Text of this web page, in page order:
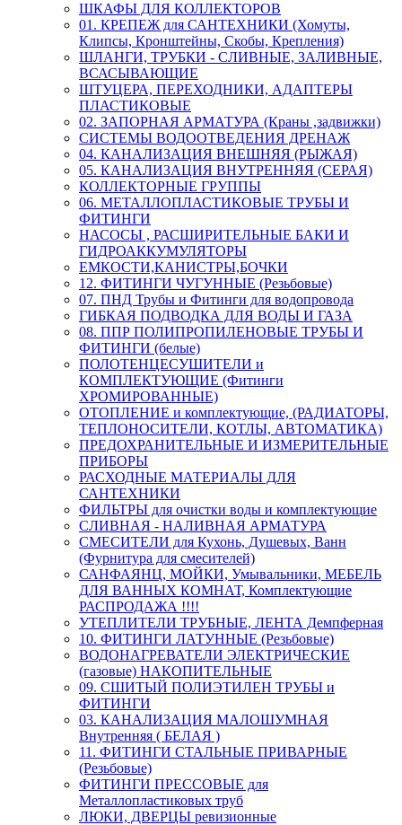
ШКАФЫ ДЛЯ КОЛЛЕКТОРОВ
01. КРЕПЕЖ для САНТЕХНИКИ (Хомуты,
Клипсы, Кронштейны, Скобы, Крепления)
ШЛАНГИ, ТРУБКИ - СЛИВНЫЕ, ЗАЛИВНЫЕ,
ВСАСЫВАЮЩИЕ
ШТУЦЕРА, ПЕРЕХОДНИКИ, АДАПТЕРЫ
ПЛАСТИКОВЫЕ
02. ЗАПОРНАЯ АРМАТУРА (Краны ,задвижки)
СИСТЕМЫ ВОДООТВЕДЕНИЯ ДРЕНАЖ
04. КАНАЛИЗАЦИЯ ВНЕШНЯЯ (РЫЖАЯ)
05. КАНАЛИЗАЦИЯ ВНУТРЕННЯЯ (СЕРАЯ)
КОЛЛЕКТОРНЫЕ ГРУППЫ
06. МЕТАЛЛОПЛАСТИКОВЫЕ ТРУБЫ И
ФИТИНГИ
НАСОСЫ , РАСШИРИТЕЛЬНЫЕ БАКИ И
ГИДРОАККУМУЛЯТОРЫ
ЕМКОСТИ,КАНИСТРЫ,БОЧКИ
12. ФИТИНГИ ЧУГУННЫЕ (Резьбовые)
07. ПНД Трубы и Фитинги для водопровода
ГИБКАЯ ПОДВОДКА ДЛЯ ВОДЫ И ГАЗА
08. ППР ПОЛИПРОПИЛЕНОВЫЕ ТРУБЫ И
ФИТИНГИ (белые)
ПОЛОТЕНЦЕСУШИТЕЛИ и
КОМПЛЕКТУЮЩИЕ (Фитинги
ХРОМИРОВАННЫЕ)
ОТОПЛЕНИЕ и комплектующие, (РАДИАТОРЫ,
ТЕПЛОНОСИТЕЛИ, КОТЛЫ, АВТОМАТИКА)
ПРЕДОХРАНИТЕЛЬНЫЕ И ИЗМЕРИТЕЛЬНЫЕ
ПРИБОРЫ
РАСХОДНЫЕ МАТЕРИАЛЫ ДЛЯ
САНТЕХНИКИ
ФИЛЬТРЫ для очистки воды и комплектующие
СЛИВНАЯ - НАЛИВНАЯ АРМАТУРА
СМЕСИТЕЛИ для Кухонь, Душевых, Ванн
(Фурнитура для смесителей)
САНФАЯНЦ, МОЙКИ, Умывальники, МЕБЕЛЬ
ДЛЯ ВАННЫХ КОМНАТ, Комплектующие
РАСПРОДАЖА !!!!
УТЕПЛИТЕЛИ ТРУБНЫЕ, ЛЕНТА Демпферная
10. ФИТИНГИ ЛАТУННЫЕ (Резьбовые)
ВОДОНАГРЕВАТЕЛИ ЭЛЕКТРИЧЕСКИЕ
(газовые) НАКОПИТЕЛЬНЫЕ
09. СШИТЫЙ ПОЛИЭТИЛЕН ТРУБЫ и
ФИТИНГИ
03. КАНАЛИЗАЦИЯ МАЛОШУМНАЯ
Внутренняя ( БЕЛАЯ )
11. ФИТИНГИ СТАЛЬНЫЕ ПРИВАРНЫЕ
(Резьбовые)
ФИТИНГИ ПРЕССОВЫЕ для
Металлопластиковых труб
ЛЮКИ, ДВЕРЦЫ ревизионные